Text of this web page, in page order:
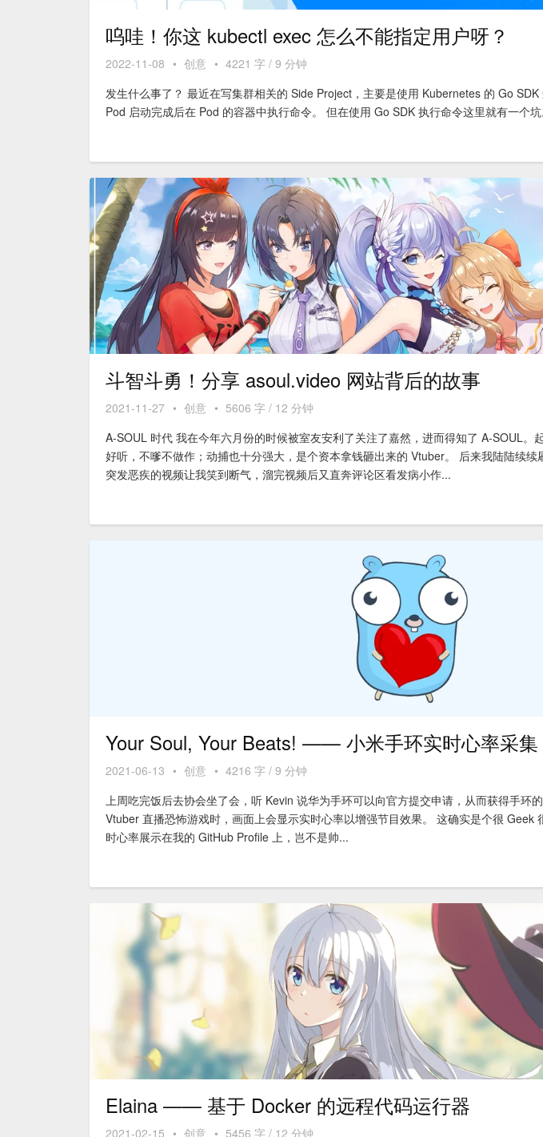
呜哇！你这 kubectl exec 怎么不能指定用户呀？
2022-11-08 • 创意 • 4221 字 / 9 分钟
发生什么事了？ 最近在写集群相关的 Side Project，主要是使用 Kubernetes 的 Go
Pod 启动完成后在 Pod 的容器中执行命令。 但在使用 Go SDK 执行命令这里就有一个
斗智斗勇！分享 asoul.video 网站背后的故事
2021-11-27 • 创意 • 5606 字 / 12 分钟
A-SOUL 时代 我在今年六月份的时候被室友安利了关注了嘉然，进而得知了 A-SOUL。
好听，不嗲不做作；动捕也十分强大，是个资本拿钱砸出来的 Vtuber。 后来我陆陆续续
突发恶疾的视频让我笑到断气，溜完视频后又直奔评论区看发病小作...
Your Soul, Your Beats! —— 小米手环实时心率采集
2021-06-13 • 创意 • 4216 字 / 9 分钟
上周吃完饭后去协会坐了会，听 Kevin 说华为手环可以向官方提交申请，从而获得手环
Vtuber 直播恐怖游戏时，画面上会显示实时心率以增强节目效果。 这确实是个很 Geek
时心率展示在我的 GitHub Profile 上，岂不是帅...
Elaina —— 基于 Docker 的远程代码运行器
2021-02-15 • 创意 • 5456 字 / 12 分钟